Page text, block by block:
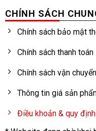
CHÍNH SÁCH
Chính sách bảo mật
Chính sách thanh toán
Chính sách vận
Thông tin giá sản
Điều khoản & quy